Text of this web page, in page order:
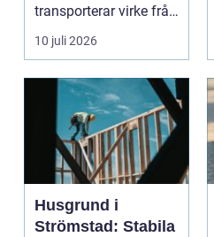
transporterar virke från
avverkningsplatsen till
10 juli 2026
Husgrund i
Strömstad: Stabila